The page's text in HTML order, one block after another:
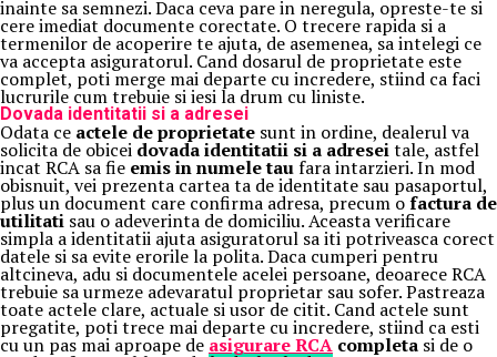
inainte sa semnezi. Daca ceva pare in neregula, opreste-te si
cere imediat documente corectate. O trecere rapida si a
termenilor de acoperire te ajuta, de asemenea, sa intelegi ce
va accepta asiguratorul. Cand dosarul de proprietate este
complet, poti merge mai departe cu incredere, stiind ca faci
lucrurile cum trebuie si iesi la drum cu liniste.
Dovada identitatii si a adresei
Odata ce actele de proprietate sunt in ordine, dealerul va
solicita de obicei dovada identitatii si a adreseitale, astfel
incat RCA sa fie emis in numele taufara intarzieri. In mod
obisnuit, vei prezenta cartea ta de identitate sau pasaportul,
plus un document care confirma adresa, precum ofactura de
utilitati sau o adeverinta de domiciliu. Aceasta verificare
simpla a identitatii ajuta asiguratorul sa iti potriveasca corect
datele si sa evite erorile la polita. Daca cumperi pentru
altcineva, adu si documentele acelei persoane, deoarece RCA
trebuie sa urmeze adevaratul proprietar sau sofer. Pastreaza
toate actele clare, actuale si usor de citit. Cand actele sunt
pregatite, poti trece mai departe cu incredere, stiind ca esti
cu un pas mai aproape de asigurare RCA completa si de o